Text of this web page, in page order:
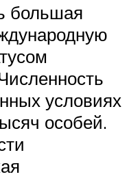
большая
условиях
особей.